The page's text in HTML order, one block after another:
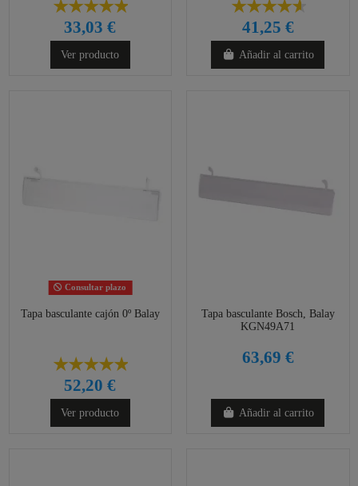
33,03 €
Ver producto
41,25 €
Añadir al carrito
Consultar plazo
Tapa basculante cajón 0º Balay
52,20 €
Ver producto
Tapa basculante Bosch, Balay
KGN49A71
63,69 €
Añadir al carrito